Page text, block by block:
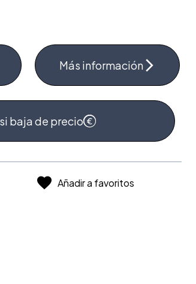
Más información
baja de precio
Añadir a favoritos